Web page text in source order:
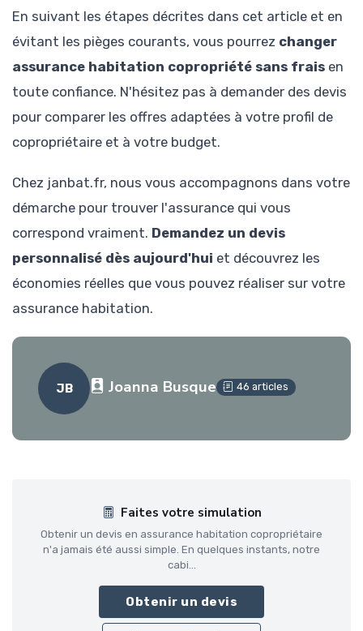
En suivant les étapes décrites dans cet article et en
évitant les pièges courants, vous pourrez changer
assurance habitation copropriété sans frais en
toute confiance. N'hésitez pas à demander des devis
pour comparer les offres adaptées à votre profil de
copropriétaire et à votre budget.
Chez janbat.fr, nous vous accompagnons dans votre
démarche pour trouver l'assurance qui vous
correspond vraiment. Demandez un devis
personnalisé dès aujourd'hui et découvrez les
économies réelles que vous pouvez réaliser sur votre
assurance habitation.
JB Joanna Busque 46 articles
Faites votre simulation
Obtenir un devis en assurance habitation copropriétaire
n'a jamais été aussi simple. En quelques instants, notre
cabi...
Obtenir un devis